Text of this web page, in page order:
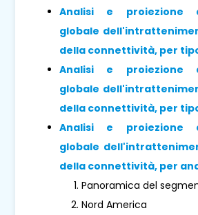
Analisi e proiezione
globale
della connettività, per
Analisi e proiezione
globale
della connettività, per
Analisi e proiezione
globale
della connettività, per
Panoramica del
Nord America